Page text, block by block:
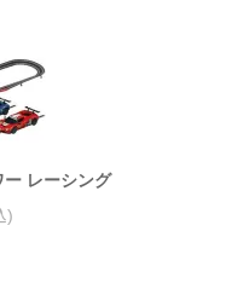
レーシング
)